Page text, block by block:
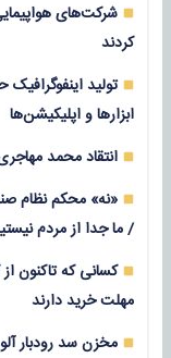
شرکت‌های
کردند
تولید
ابزارها و اپلیکیشن‌ها
انتقاد محمد
/ ما جدا از مردم
مهلت خرید دارند
مخزن سد رودبار